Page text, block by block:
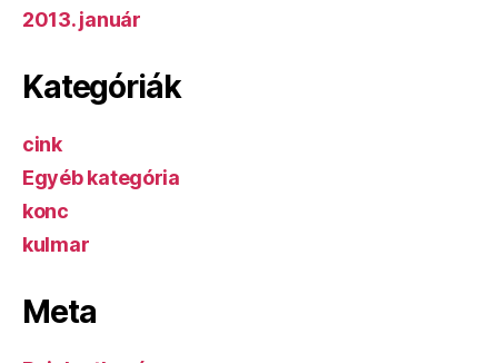
2013. január
Kategóriák
cink
Egyéb kategória
konc
kulmar
Meta